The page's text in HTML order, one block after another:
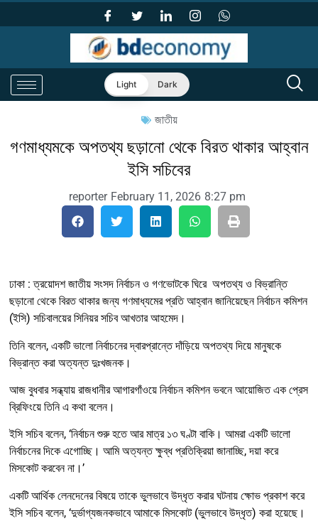
Light Dark
জাতীয়
গণমাধ্যমকে অপতথ্য ছড়ানো থেকে বিরত থাকার আহ্বান
ইসি সচিবের
reporter February 11, 2026 8:27 pm
ঢাকা : ত্রয়োদশ জাতীয় সংসদ নির্বাচন ও গণভোটকে ঘিরে অপতথ্য ও বিভ্রান্তি
ছড়ানো থেকে বিরত থাকার জন্য গণমাধ্যমের প্রতি আহ্বান জানিয়েছেন নির্বাচন কমিশন
(ইসি) সচিবালয়ের সিনিয়র সচিব আখতার আহমেদ।
তিনি বলেন, একটি ভালো নির্বাচনের দ্বারপ্রান্তে দাঁড়িয়ে অপতথ্য দিয়ে মানুষকে
বিভ্রান্ত করা অত্যন্ত দুঃখজনক।
আজ বুধবার সন্ধ্যায় রাজধানীর আগারগাঁওয়ে নির্বাচন কমিশন ভবনে আয়োজিত এক প্রেস
ব্রিফিংয়ে তিনি এ কথা বলেন।
ইসি সচিব বলেন, ‘নির্বাচন শুরু হতে আর মাত্র ১৩ ঘণ্টা বাকি। আমরা একটি ভালো
নির্বাচনের দিকে এগোচ্ছি। আমি অত্যন্ত ক্ষুব্ধ প্রতিক্রিয়া জানাচ্ছি, দয়া করে
মিসকোট করবেন না।’
একটি আর্থিক লেনদেনের বিষয়ে তাকে ভুলভাবে উদ্ধৃত করার ঘটনায় ক্ষোভ প্রকাশ করে
ইসি সচিব বলেন, ‘দুর্ভাগ্যজনকভাবে আমাকে মিসকোট (ভুলভাবে উদ্ধৃত) করা হয়েছে।